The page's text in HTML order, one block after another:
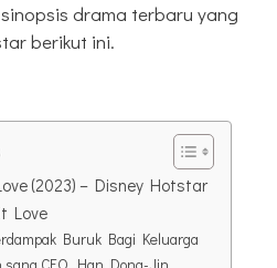
drama terbaru yang
berikut ini.
(2023) – Disney Hotstar
Love
Buruk Bagi Keluarga